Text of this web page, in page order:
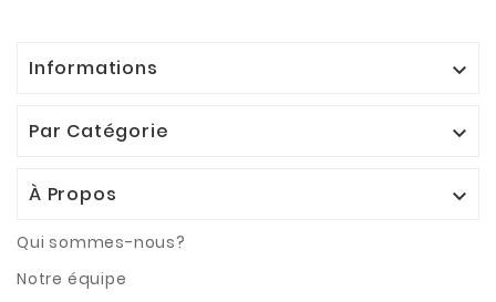
Informations 
Par Catégorie 
À Propos 
Qui sommes-nous?
Notre équipe